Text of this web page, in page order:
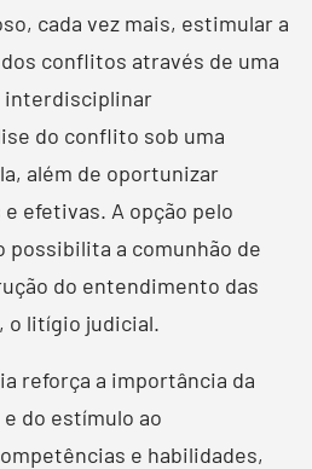
cada vez mais, estimular a
conflitos através de uma
interdisciplinar
do conflito sob uma
além de oportunizar
efetivas. A opção pelo
possibilita a comunhão de
do entendimento das
o litígio judicial.
reforça a importância da
do estímulo ao
e habilidades,